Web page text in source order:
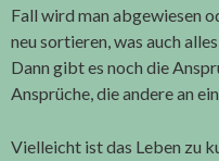
Fall wird man abgewiesen
neu sortieren, was auch
Dann gibt es noch die
Ansprüche, die andere an
Vielleicht ist das Leben zu